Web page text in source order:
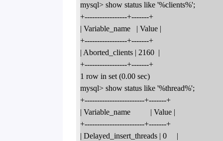
mysql> show status like '%clients%';
+-----------------+-------+
| Variable_name   | Value |
+-----------------+-------+
| Aborted_clients | 2160  |
+-----------------+-------+
1 row in set (0.00 sec)
mysql> show status like '%thread%';
+------------------------+-------+
| Variable_name          | Value |
+------------------------+-------+
| Delayed_insert_threads | 0     |